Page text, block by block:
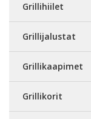
Grillihiilet
Grillijalustat
Grillikaapimet
Grillikorit